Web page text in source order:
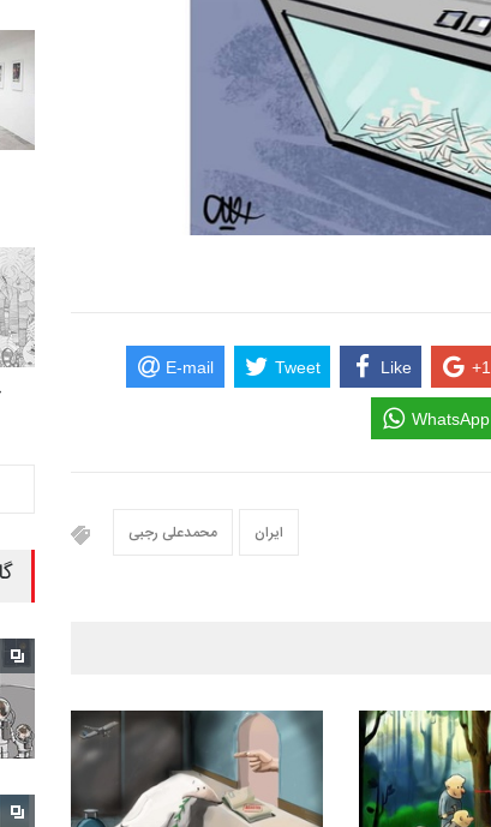
E-mail Tweet Like +1
WhatsApp
محمدعلی رجبی ایران